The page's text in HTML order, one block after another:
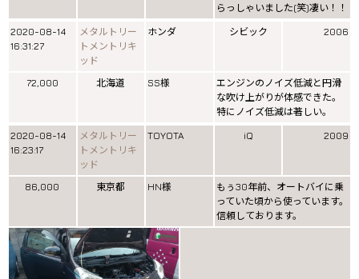
らっしゃいました(笑)凄い！！
2020-08-14
16:31:27
メタルトリー
トメントリキ
ッド
ホンダ シビック 2006
72,000 北海道 SS様
エンジンのノイズ低減と円滑
な吹け上がりが体感できた。
特にノイズ低減は著しい。
2020-08-14
16:23:17
メタルトリー
トメントリキ
ッド
TOYOTA iQ 2009
86,000 東京都 HN様
もぅ30年前、オートバイに乗
っていた頃から使っています。
信頼しております。